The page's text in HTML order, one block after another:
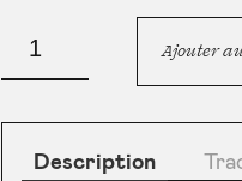
Ajouter
Description